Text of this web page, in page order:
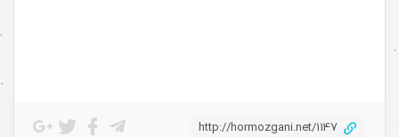
http://hormozgani.net/1147